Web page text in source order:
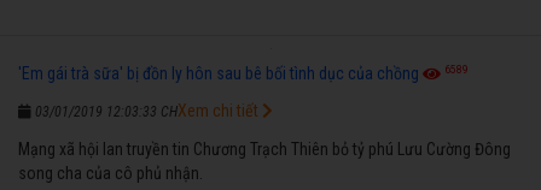
'Em gái trà sữa' bị đồn ly hôn sau bê bối tình dục của chồng 6589
03/01/2019 12:03:33 CH
Mạng xã hội lan truyền tin Chương Trạch Thiên bỏ tỷ phú Lưu Cường Đông
song cha của cô phủ nhận.
Xem chi tiết